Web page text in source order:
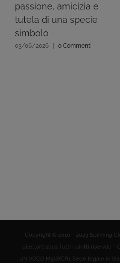
passione, amicizia e
tutela di una specie
simbolo
03/06/2026 0 Commenti
Copyright © 2010 - 2023 Spinning
dilettantistica Tutti i diritti riservati -
UNIVOCO M5UXCR1 Sede legale in